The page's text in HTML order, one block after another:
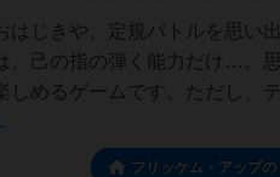
はじきや、定規バトルを思
、己の指の弾く能力だけ…。
めるゲームです。ただし、
フリッケム・アップ